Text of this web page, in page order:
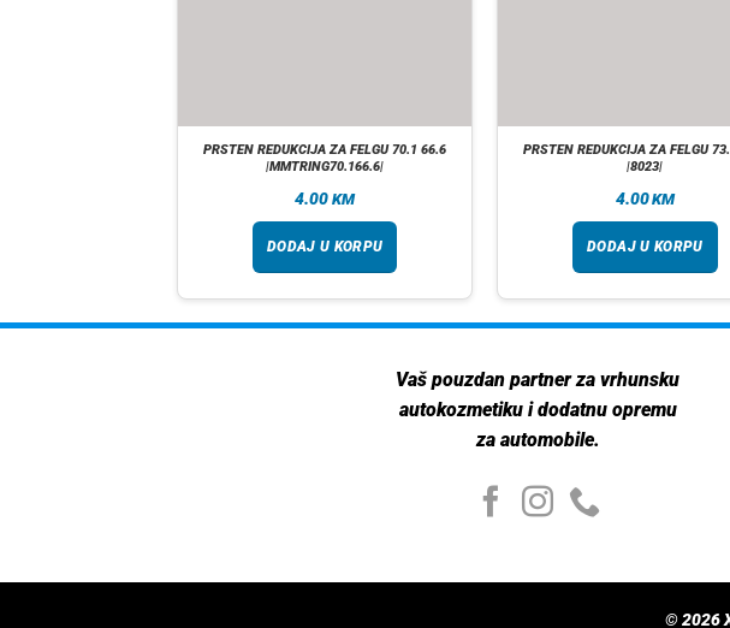
PRSTEN REDUKCIJA ZA FELGU 70.1 66.6
|MMTRING70.166.6|
4.00 KM
DODAJ U KORPU
PRSTEN REDUKCIJA ZA FELGU
|8023|
4.00KM
DODAJ U KORPU
Vaš pouzdan partner za vrhunsku
autokozmetiku i dodatnu opremu
za automobile.
© 2026